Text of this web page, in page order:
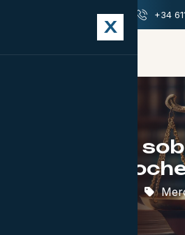
info@abogadosjrm.com +34
X
Sentencias
Cártel de